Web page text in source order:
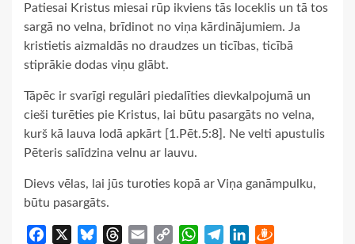
Patiesai Kristus miesai rūp ikviens tās loceklis un tā tos
sargā no velna, brīdinot no viņa kārdinājumiem. Ja
kristietis aizmaldās no draudzes un ticības, ticībā
stiprākie dodas viņu glābt.
Tāpēc ir svarīgi regulāri piedalīties dievkalpojumā un
cieši turēties pie Kristus, lai būtu pasargāts no velna,
kurš kā lauva lodā apkārt [1.Pēt.5:8]. Ne velti apustulis
Pēteris salīdzina velnu ar lauvu.
Dievs vēlas, lai jūs turoties kopā ar Viņa ganāmpulku,
būtu pasargāts.
Facebook BlueskyThreads
Email
Copy
WhatsApp
TelegramLinkedIn